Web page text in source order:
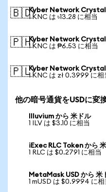
🇧🇩Kyber Network Crystal
1 KNC は ৳13.28 に相当
🇵🇭Kyber Network Crystal
1 KNC は ₱6.53 に相当
🇵🇱Kyber Network Crystal
1 KNC は zł 0.3999 に相
他の暗号通貨をUSDに変
Illuvium から 米ドル
1 ILV は $3.10 に相当
iExec RLC Token から
1 RLC は $0.2791 に相当
MetaMask USD から 米
1 mUSD は $0.9994 に相